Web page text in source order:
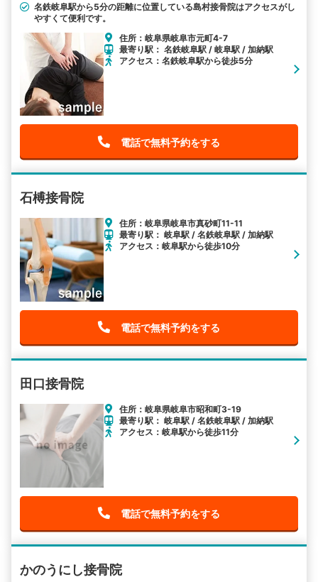
名鉄岐阜駅から5分の距離に位置している島村接骨院はアクセスがし
やすくて便利です。
住所：岐阜県岐阜市元町4-7
最寄り駅： 名鉄岐阜駅 / 岐阜駅 / 加納駅
アクセス：名鉄岐阜駅から徒歩5分
電話で無料予約をする
石榑接骨院
住所：岐阜県岐阜市真砂町11-11
最寄り駅： 岐阜駅 / 名鉄岐阜駅 / 加納駅
アクセス：岐阜駅から徒歩10分
電話で無料予約をする
田口接骨院
住所：岐阜県岐阜市昭和町3-19
最寄り駅： 岐阜駅 / 名鉄岐阜駅 / 加納駅
アクセス：岐阜駅から徒歩11分
電話で無料予約をする
かのうにし接骨院